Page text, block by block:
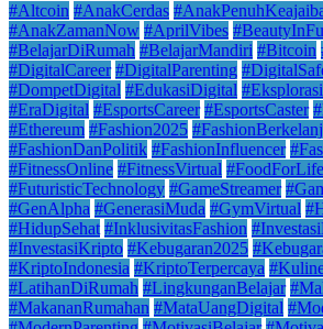
#Altcoin #AnakCerdas
#AnakZamanNow #AprilVibes
#BelajarDiRumah #BelajarMandiri #Bitcoin
#DigitalCareer #DigitalParenting
#DompetDigital #EdukasiDigital
#EraDigital #EsportsCareer #EsportsCaster
#Ethereum #Fashion2025
#FashionDanPolitik #FashionInfluencer
#FitnessOnline #FitnessVirtual #FoodForLife
#FuturisticTechnology #GameStreamer
#GenAlpha #GenerasiMuda #GymVirtual
#HidupSehat #InklusivitasFashion
#InvestasiKripto #Kebugaran2025
#KriptoIndonesia #KriptoTerpercaya
#LatihanDiRumah #LingkunganBelajar
#MakananRumahan #MataUangDigital